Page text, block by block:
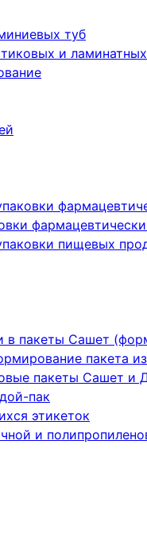
туб
и
пищевых
пакеты Сашет
пакета из
пакеты Сашет и
пак
этикеток
и